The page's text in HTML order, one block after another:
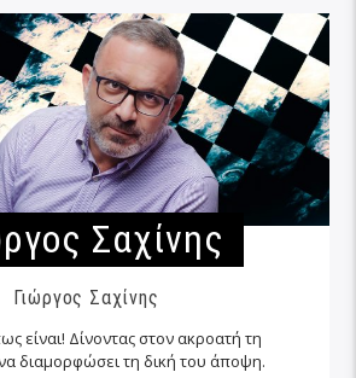
Σαχίνης
Γιώργος Σαχίνης
είναι! Δίνοντας στον ακροατή τη
διαμορφώσει τη δική του άποψη.